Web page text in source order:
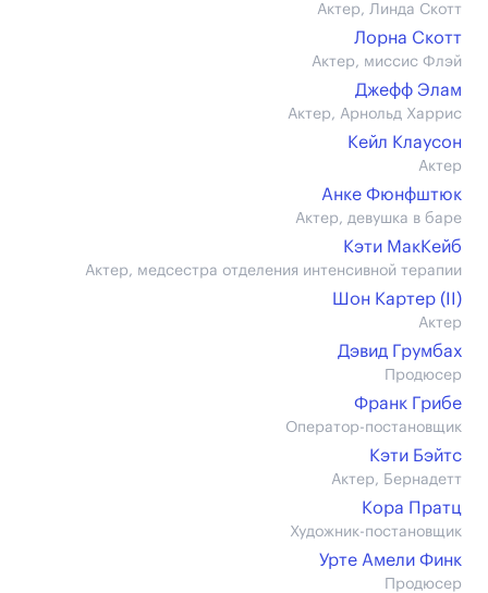
Актер, Линда Скотт
Лорна Скотт
Актер, миссис Флэй
Джефф Элам
Актер, Арнольд Харрис
Кейл Клаусон
Актер
Анке Фюнфштюк
Актер, девушка в баре
Кэти МакКейб
Актер, медсестра отделения интенсивной терапии
Шон Картер (II)
Актер
Дэвид Грумбах
Продюсер
Франк Грибе
Оператор-постановщик
Кэти Бэйтс
Актер, Бернадетт
Кора Пратц
Художник-постановщик
Урте Амели Финк
Продюсер